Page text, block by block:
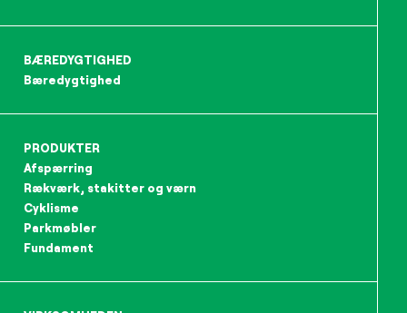
BÆREDYGTIGHED
Bæredygtighed
PRODUKTER
Afspærring
Rækværk, stakitter og værn
Cyklisme
Parkmøbler
Fundament